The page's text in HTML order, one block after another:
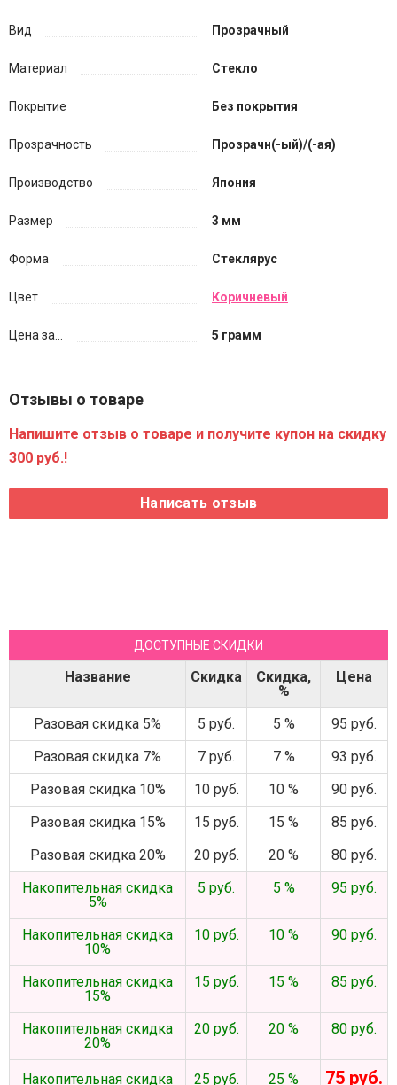
Вид Прозрачный
Материал Стекло
Покрытие Без покрытия
Прозрачность Прозрачн(-ый)/(-ая)
Производство Япония
Размер 3 мм
Форма Стеклярус
Цвет Коричневый
Цена за... 5 грамм
Отзывы о товаре
Напишите отзыв о товаре и получите купон на скидку
300 руб.!
ДОСТУПНЫЕ СКИДКИ
Название Скидка
Скидка,
%
Цена
Разовая скидка 5% 5 руб. 5 %
95 руб.
Разовая скидка 7%
7 руб. 7 %
93 руб.
Разовая скидка 10%
10 руб. 10 %
90 руб.
Разовая скидка 15%
15 руб. 15 %
85 руб.
Разовая скидка 20%
20 руб. 20 %
80 руб.
Накопительная скидка
5%
5 руб. 5 % 95 руб.
Накопительная скидка
10%
10 руб. 10 % 90 руб.
Накопительная скидка
15%
15 руб. 15 % 85 руб.
Накопительная скидка
20%
20 руб. 20 % 80 руб.
Накопительная скидка
25 руб. 25 % 75 руб.